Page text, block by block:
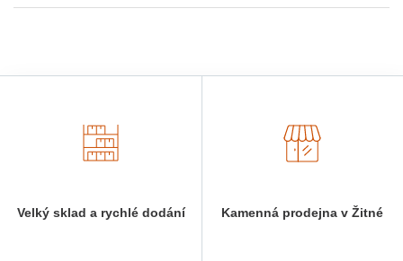
Velký sklad a rychlé dodání Kamenná prodejna v Žitné